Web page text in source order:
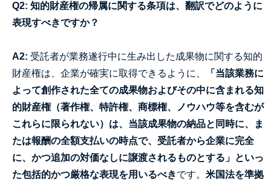
Q2: 知的財産権の帰属に関する条項は、翻訳でどのように
表現すべきですか？
A2: 受託者が業務遂行中に生み出した成果物に関する知的
財産権は、企業が確実に取得できるように、
「当該業務に
よって創作された全ての成果物およびその中に含まれる知
的財産権（著作権、特許権、商標権、ノウハウ等を含むが
これらに限られない）は、当該成果物の納品と同時に、ま
たは報酬の全額支払いの時点で、受託者から企業に完全
に、かつ追加の対価なしに譲渡されるものとする」 といっ
た包括的かつ厳格な表現を用いるべきです。 米国法を準拠